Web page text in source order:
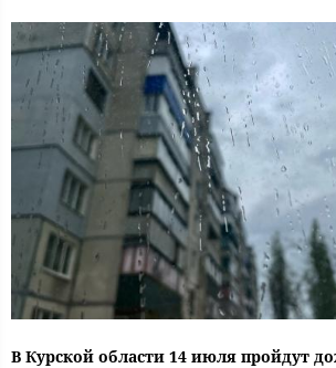
В Курской области 14 июля пройдут